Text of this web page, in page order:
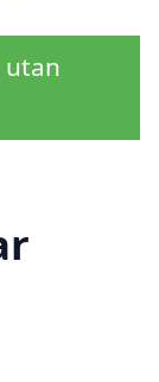
utan